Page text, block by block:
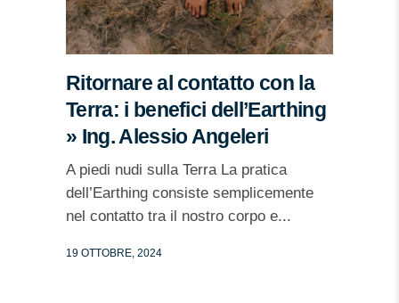
Ritornare al contatto con la
Terra: i benefici dell’Earthing
» Ing. Alessio Angeleri
A piedi nudi sulla Terra La pratica
dell’Earthing consiste semplicemente
nel contatto tra il nostro corpo e...
19 OTTOBRE, 2024